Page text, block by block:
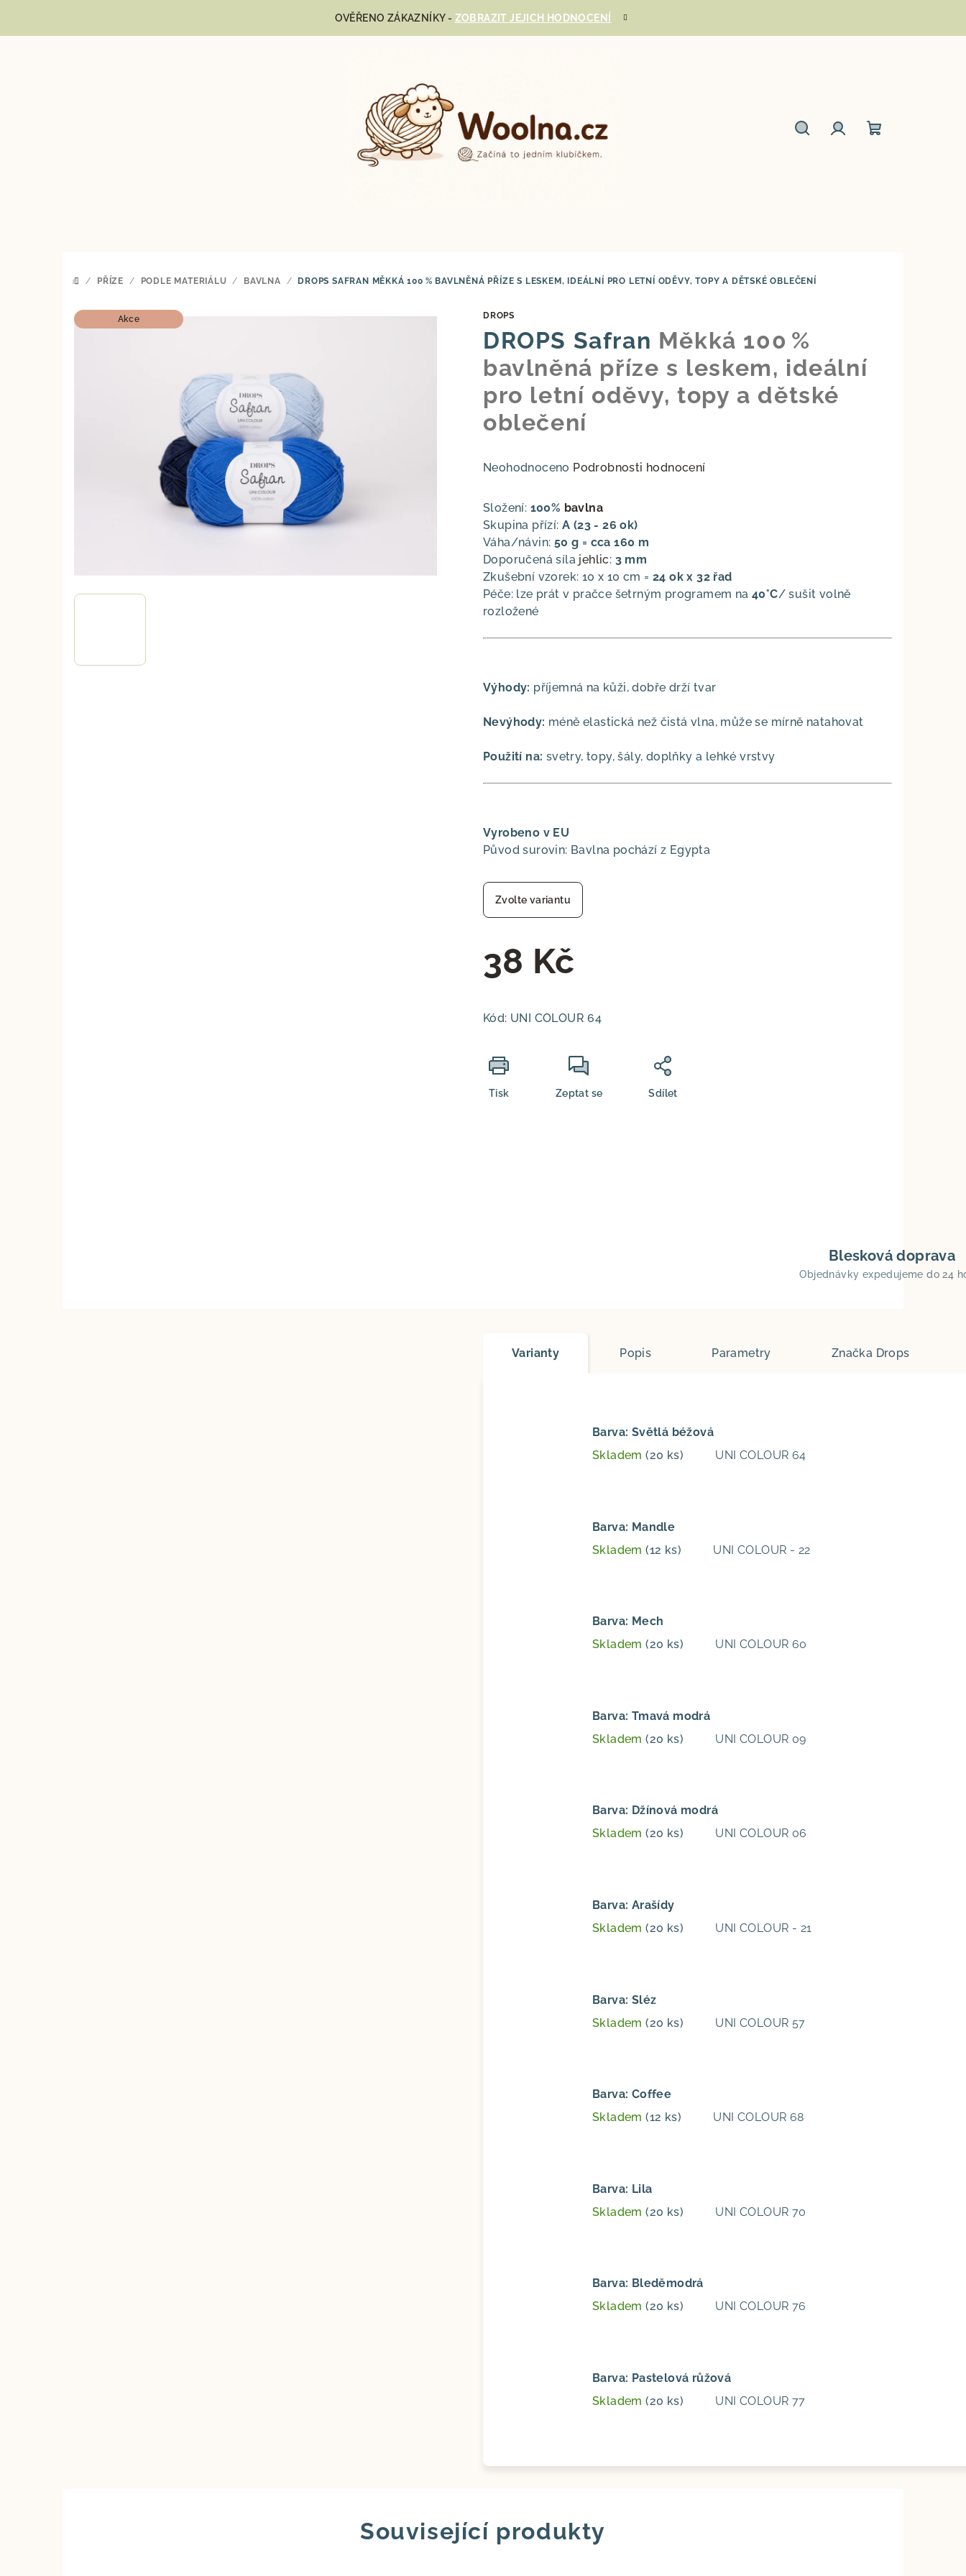
OVĚŘENO ZÁKAZNÍKY - ZOBRAZIT JEJICH HODNOCENÍ
DOMŮ
/ PŘÍZE / PODLE MATERIÁLU / BAVLNA / DROPS SAFRAN MĚKKÁ 100 % BAVLNĚNÁ PŘÍZE S LESKEM, IDEÁLNÍ PRO LETNÍ ODĚVY, TOPY A DĚTSKÉ OBLEČENÍ
DROPS
DROPS Safran Měkká 100 %
bavlněná příze s leskem, ideální
pro letní oděvy, topy a dětské
oblečení
Průměrné
produktu
je
0,0
z
5
hvězdiček.
Neohodnoceno Podrobnosti hodnocení
Složení: 100% bavlna
Skupina přízí: A (23 - 26 ok)
Váha/návin: 50 g = cca 160 m
Doporučená síla jehlic: 3 mm
Zkušební vzorek: 10 x 10 cm = 24 ok x 32 řad
Péče: lze prát v pračce šetrným programem na 40°C/ sušit volně
rozložené
Výhody: příjemná na kůži, dobře drží tvar
Nevýhody: méně elastická než čistá vlna, může se mírně natahovat
Použití na: svetry, topy, šály, doplňky a lehké vrstvy
Vyrobeno v EU
Původ surovin: Bavlna pochází z Egypta
Zvolte variantu
38 Kč
cena:
Kód: UNI COLOUR 64
Tisk Zeptat se Sdílet
Akce
Blesková doprava
Objednávky expedujeme do 24
Varianty Popis Parametry Značka Drops
Barva: Světlá béžová
Skladem(20 ks) UNI COLOUR 64
Barva: Mandle
Skladem(12 ks) UNI COLOUR - 22
Barva: Mech
Skladem(20 ks) UNI COLOUR 60
Barva: Tmavá modrá
Skladem(20 ks) UNI COLOUR 09
Barva: Džínová modrá
Skladem(20 ks) UNI COLOUR 06
Barva: Arašídy
Skladem(20 ks) UNI COLOUR - 21
Barva: Sléz
Skladem(20 ks) UNI COLOUR 57
Barva: Coffee
Skladem(12 ks) UNI COLOUR 68
Barva: Lila
Skladem(20 ks) UNI COLOUR 70
Barva: Bleděmodrá
Skladem(20 ks) UNI COLOUR 76
Barva: Pastelová růžová
Skladem(20 ks) UNI COLOUR 77
Související produkty